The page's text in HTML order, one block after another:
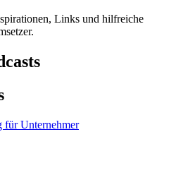
Links und hilfreiche
für Unternehmer